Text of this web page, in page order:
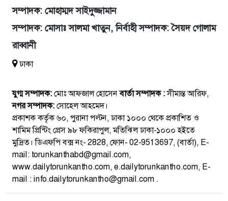
সম্পাদক: মোহাম্মদ সাইদুজ্জামান
সম্পাদক: মোসাঃ সালমা খাতুন, নির্বাহী সম্পাদক: সৈয়দ গোলাম
রাব্বানী
ঢাকা
যুগ্ম সম্পাদক:মোঃ আফজাল হোসেনবার্তা সম্পাদক :সীমান্ত আরিফ,
নগর সম্পাদক:সোহেল আহমেদ।
প্রকাশক কর্তৃক ৬০, পুরানা পল্টন, ঢাকা ১০০০ থেকে প্রকাশিত ও
শামিম প্রিন্টিং প্রেস ৯৮ ফকিরাপুল, মতিঝিল ঢাকা-১০০০ হইতে
মুদ্রিত। ডিএফপি বক্স নং- 2828, ফোন- 02-9513697, (বার্তা), E-
mail: torunkanthabd@gmail.com,
www.dailytorunkantho.com, e.dailytorunkantho.com, E-
mail : info.dailytorunkantho@gmail.com .